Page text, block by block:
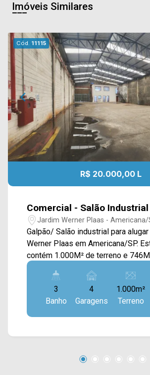
Imóveis Similares
Cód. 11115
R$ 20.000,00 L
Comercial - Salão Industrial
Jardim Werner Plaas - Americana/
Galpão/ Salão industrial para
Werner Plaas em Americana/SP. Este imóvel
contém 1.000M² de terreno e
construção, possuindo entrada na
caminhão com portão na lateral
5M² e uma entrada frontal para
pé direito 7M² e uma caixa d`agua. O salão é
amplo, contando com pé direito de
com 01 sala ampla e abaixo com
mezanino conta com acima 01 sala
3
Banho
4
Garagens
1.000m²
Terreno